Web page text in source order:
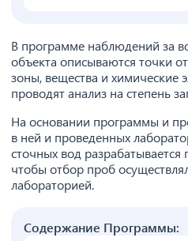
В программе наблюдений за
объекта описываются точки
зоны, вещества и химические
проводят анализ на степень
На основании программы и
в ней и проведенных
сточных вод
чтобы отбор проб
лабораторией.
Содержание Программы: